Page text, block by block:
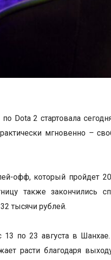
Dota 2 стартовала
мгновенно –
офф, который пройдет
также закончились
тысячи рублей.
по 23 августа в
расти благодаря